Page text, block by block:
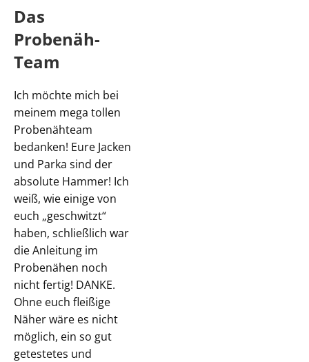
Das
Probenäh-
Team
Ich möchte mich bei
meinem mega tollen
Probenähteam
bedanken! Eure Jacken
und Parka sind der
absolute Hammer! Ich
weiß, wie einige von
euch „geschwitzt“
haben, schließlich war
die Anleitung im
Probenähen noch
nicht fertig! DANKE.
Ohne euch fleißige
Näher wäre es nicht
möglich, ein so gut
getestetes und